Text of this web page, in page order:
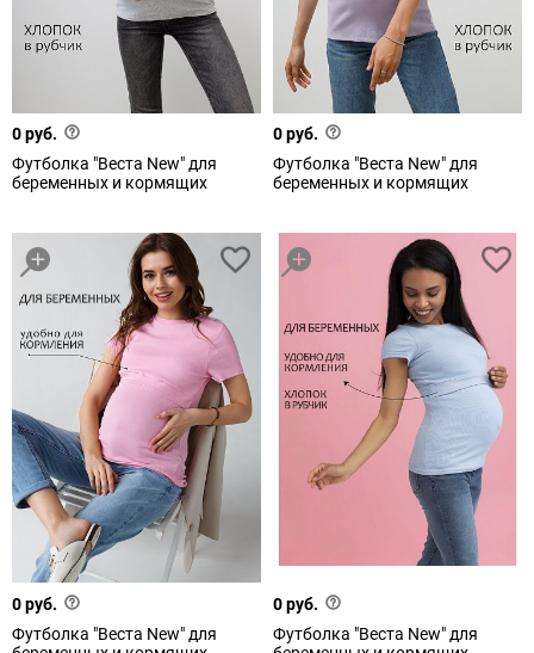
0 руб.
Футболка "Веста New" для
беременных и кормящих
0 руб.
Футболка "Веста New" для
беременных и кормящих
0 руб.
Футболка "Веста New" для
0 руб.
Футболка "Веста New" для